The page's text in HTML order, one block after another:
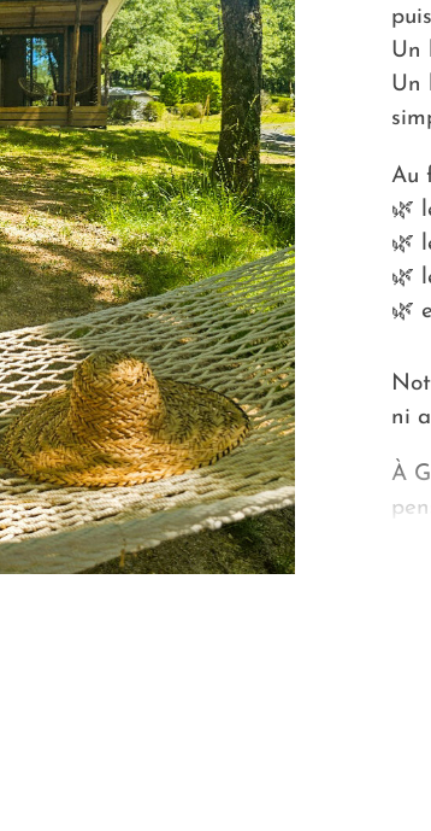
Un
Un
Au
🌿
🌿
🌿
🌿
ni
À